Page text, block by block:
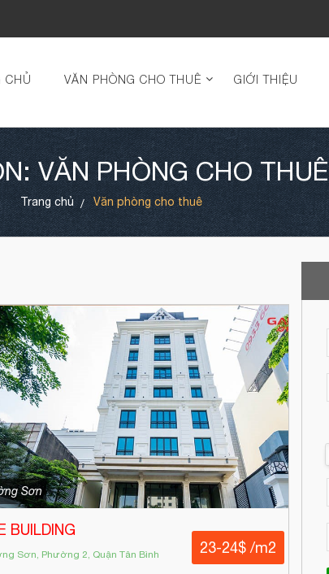
CHỦ VĂN PHÒNG CHO THUÊ GIỚI THIỆU
VĂN PHÒNG CHO THUÊ
Trang chủ Văn phòng cho thuê
Sơn
BUILDING
Sơn, Phường 2, Quận Tân Bình 23-24$ /m2